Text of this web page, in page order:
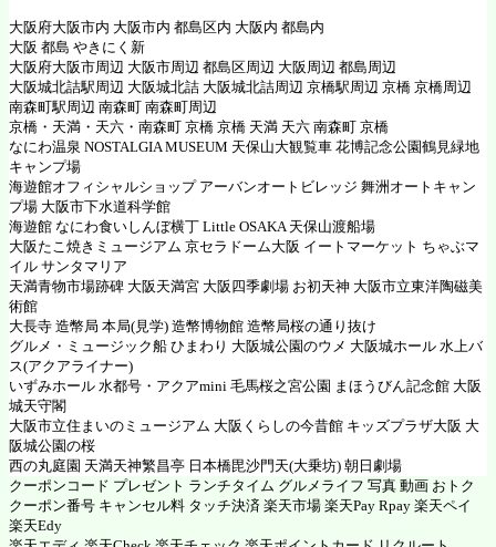
大阪府大阪市内 大阪市内 都島区内 大阪内 都島内
大阪 都島 やきにく新
大阪府大阪市周辺 大阪市周辺 都島区周辺 大阪周辺 都島周辺
大阪城北詰駅周辺 大阪城北詰 大阪城北詰周辺 京橋駅周辺 京橋 京橋周辺
南森町駅周辺 南森町 南森町周辺
京橋・天満・天六・南森町 京橋 京橋 天満 天六 南森町 京橋
なにわ温泉 NOSTALGIA MUSEUM 天保山大観覧車 花博記念公園鶴見緑地
キャンプ場
海遊館オフィシャルショップ アーバンオートビレッジ 舞洲オートキャン
プ場 大阪市下水道科学館
海遊館 なにわ食いしんぼ横丁 Little OSAKA 天保山渡船場
大阪たこ焼きミュージアム 京セラドーム大阪 イートマーケット ちゃぶマ
イル サンタマリア
天満青物市場跡碑 大阪天満宮 大阪四季劇場 お初天神 大阪市立東洋陶磁美
術館
大長寺 造幣局 本局(見学) 造幣博物館 造幣局桜の通り抜け
グルメ・ミュージック船 ひまわり 大阪城公園のウメ 大阪城ホール 水上バ
ス(アクアライナー)
いずみホール 水都号・アクアmini 毛馬桜之宮公園 まほうびん記念館 大阪
城天守閣
大阪市立住まいのミュージアム 大阪くらしの今昔館 キッズプラザ大阪 大
阪城公園の桜
西の丸庭園 天満天神繁昌亭 日本橋毘沙門天(大乗坊) 朝日劇場
クーポンコード プレゼント ランチタイム グルメライフ 写真 動画 おトク
クーポン番号 キャンセル料 タッチ決済 楽天市場 楽天Pay Rpay 楽天ペイ
楽天Edy